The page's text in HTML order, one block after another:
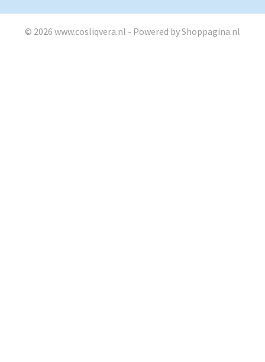
© 2026 www.cosliqvera.nl - Powered by Shoppagina.nl